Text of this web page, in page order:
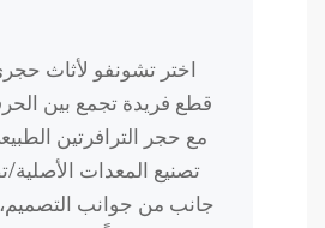
اختر تشونفو لأثاث
قطع فريدة تجمع بين
مع حجر الترافرتين
تصنيع المعدات
جانب من جوانب التصميم،